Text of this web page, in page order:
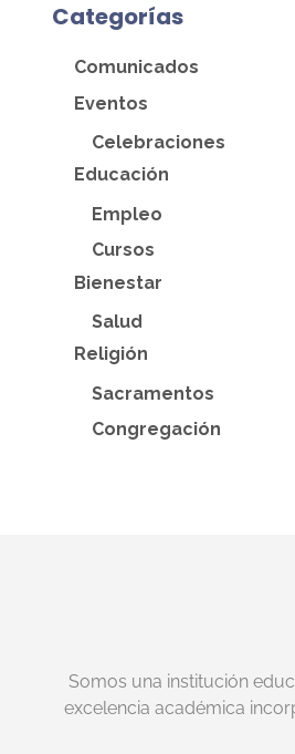
Categorías
Comunicados
Eventos
Celebraciones
Educación
Empleo
Cursos
Bienestar
Salud
Religión
Sacramentos
Congregación
Somos una institución
excelencia académica